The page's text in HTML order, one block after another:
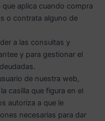
aplica cuando compra
o contrata alguno de
a las consultas y
y para gestionar el
de nuestra web,
casilla que figura en el
autoriza a que le
necesarias para dar